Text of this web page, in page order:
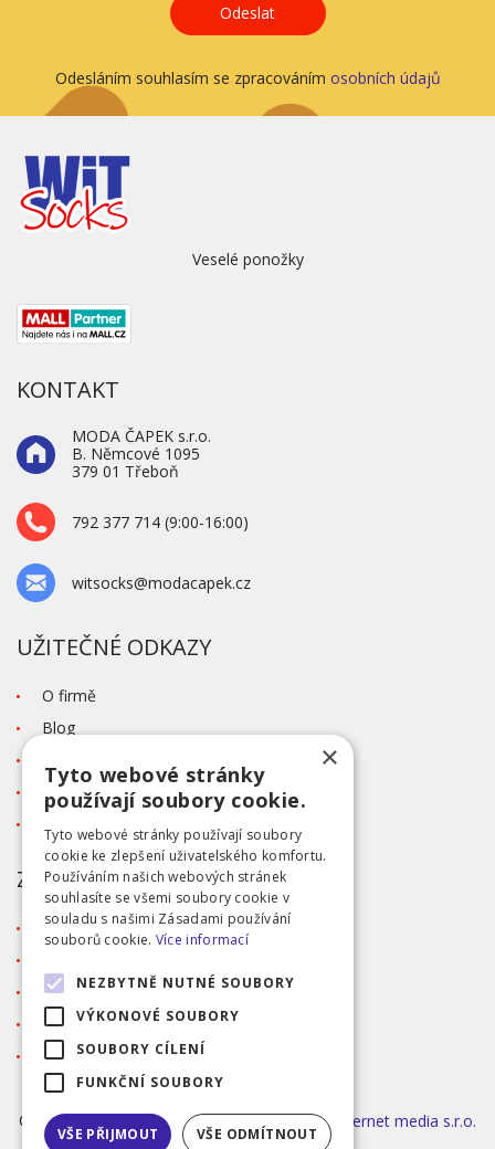
Odeslat
Odesláním souhlasím se zpracováním osobních údajů
Veselé ponožky
KONTAKT
MODA ČAPEK s.r.o.
B. Němcové 1095
379 01 Třeboň
792 377 714 (9:00-16:00)
witsocks@modacapek.cz
UŽITEČNÉ ODKAZY
O firmě
Blog
Tabulka velikostí
Ochrana osobních údajů GDPR
ZÁKAZNICKÝ SERVIS
Obchodní podmínky
Reklamace
Přihlášení
Registrace
©2026 MODA ČAPEK s.r.o. Made by INIZIO Internet media s.r.o.
×
Tyto webové stránky
používají soubory cookie.
Tyto webové stránky používají soubory
cookie ke zlepšení uživatelského komfortu.
Používáním našich webových stránek
souhlasíte se všemi soubory cookie v
souladu s našimi Zásadami používání
souborů cookie. Více informací
NEZBYTNĚ NUTNÉ SOUBORY
VÝKONOVÉ SOUBORY
SOUBORY CÍLENÍ
FUNKČNÍ SOUBORY
VŠE PŘIJMOUT VŠE ODMÍTNOUT